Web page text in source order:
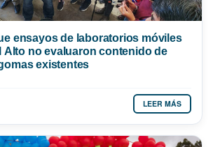
ensayos de laboratorios móviles
Alto no evaluaron contenido de
existentes
LEER MÁS